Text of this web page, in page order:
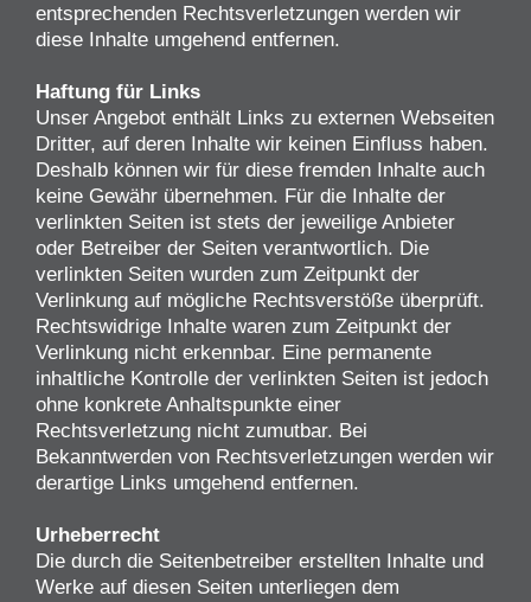
entsprechenden Rechtsverletzungen werden wir
diese Inhalte umgehend entfernen.
Haftung für Links
Unser Angebot enthält Links zu externen Webseiten
Dritter, auf deren Inhalte wir keinen Einfluss haben.
Deshalb können wir für diese fremden Inhalte auch
keine Gewähr übernehmen. Für die Inhalte der
verlinkten Seiten ist stets der jeweilige Anbieter
oder Betreiber der Seiten verantwortlich. Die
verlinkten Seiten wurden zum Zeitpunkt der
Verlinkung auf mögliche Rechtsverstöße überprüft.
Rechtswidrige Inhalte waren zum Zeitpunkt der
Verlinkung nicht erkennbar. Eine permanente
inhaltliche Kontrolle der verlinkten Seiten ist jedoch
ohne konkrete Anhaltspunkte einer
Rechtsverletzung nicht zumutbar. Bei
Bekanntwerden von Rechtsverletzungen werden wir
derartige Links umgehend entfernen.
Urheberrecht
Die durch die Seitenbetreiber erstellten Inhalte und
Werke auf diesen Seiten unterliegen dem